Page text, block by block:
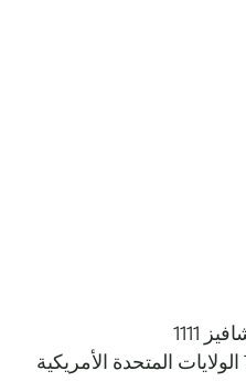
الولايات المتحدة الأمريكية